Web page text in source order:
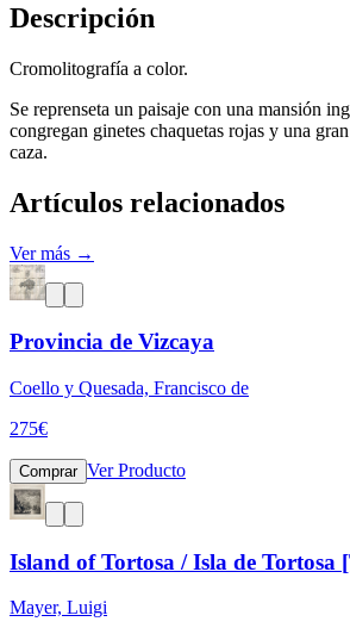
Descripción
Cromolitografía a color.
Se reprenseta un paisaje con una mansión
congregan ginetes chaquetas rojas y una
caza.
Artículos relacionados
Ver más →
Provincia de Vizcaya
Coello y Quesada, Francisco de
275€
Comprar Ver Producto
Island of Tortosa / Isla de Tortosa
Mayer, Luigi